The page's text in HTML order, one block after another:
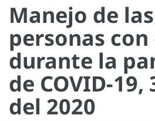
Manejo de las
personas
durante la
de COVID-
del 2020